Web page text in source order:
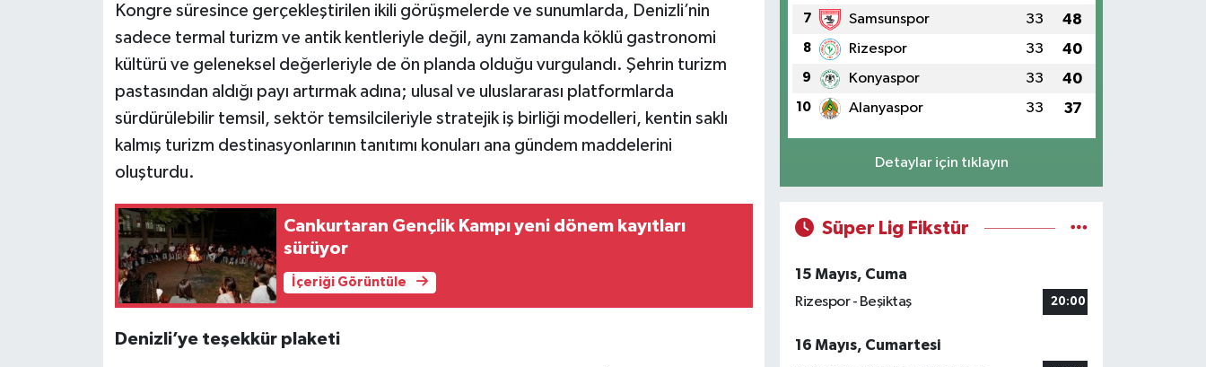
Kongre süresince gerçekleştirilen ikili görüşmelerde ve sunumlarda, Denizli’nin
sadece termal turizm ve antik kentleriyle değil, aynı zamanda köklü gastronomi
kültürü ve geleneksel değerleriyle de ön planda olduğu vurgulandı. Şehrin turizm
pastasından aldığı payı artırmak adına; ulusal ve uluslararası platformlarda
sürdürülebilir temsil, sektör temsilcileriyle stratejik iş birliği modelleri, kentin saklı
kalmış turizm destinasyonlarının tanıtımı konuları ana gündem maddelerini
oluşturdu.
Cankurtaran Gençlik Kampı yeni dönem kayıtları
sürüyor
İçeriği Görüntüle
Denizli’ye teşekkür plaketi
7 Samsunspor 33 48
8 Rizespor 33 40
9 Konyaspor 33 40
10 Alanyaspor 33 37
Detaylar için tıklayın
Süper Lig Fikstür
15 Mayıs, Cuma
Rizespor - Beşiktaş
20:00
16 Mayıs, Cumartesi